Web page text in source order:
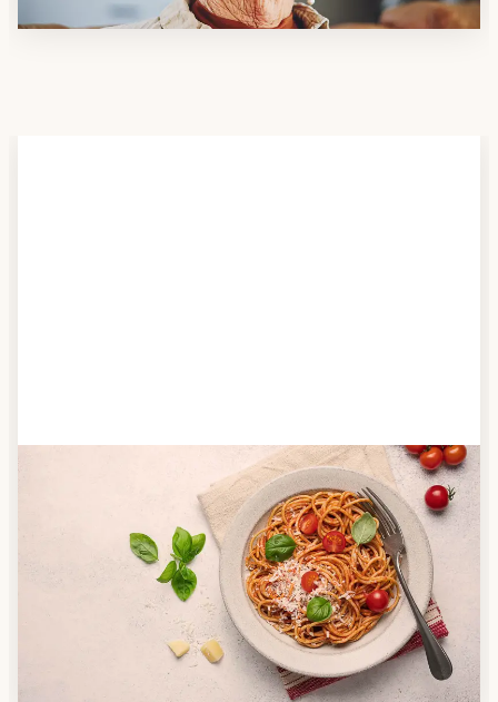
Anbieter finden
Nutzen Sie unsere große Mahlzeiten-Dienst-Suche,
um herauszufinden, welche Anbieter es in Ihrer
Region gibt und welcher am besten zu Ihnen passt.
Verschaffen Sie sich auch einen Überblick über die
Essen auf Rädern-Kosten.